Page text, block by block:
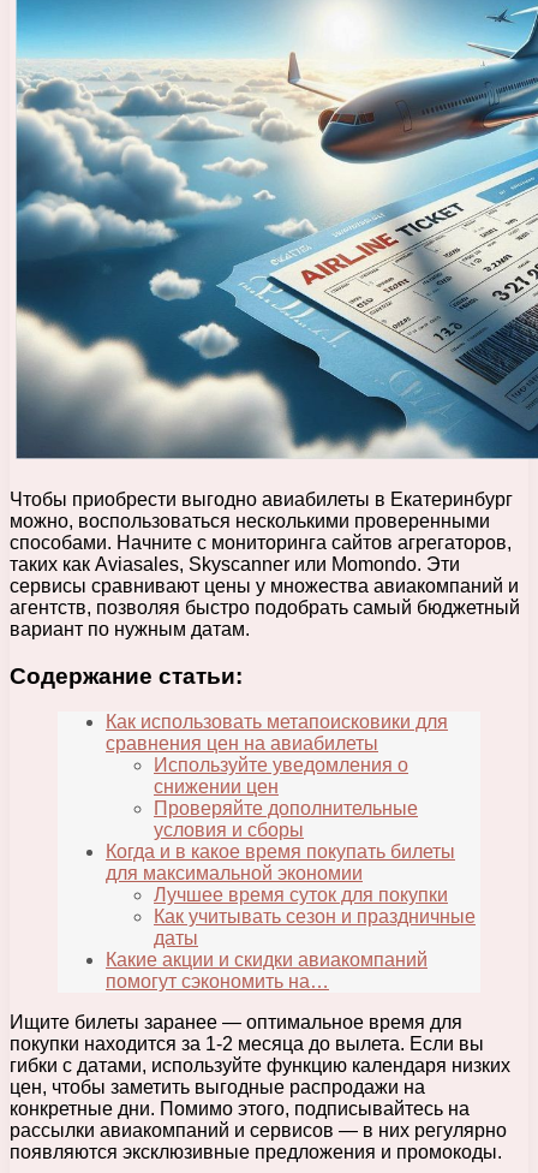
Чтобы приобрести выгодно авиабилеты в Екатеринбург
можно, воспользоваться несколькими проверенными
способами. Начните с мониторинга сайтов агрегаторов,
таких как Aviasales, Skyscanner или Momondo. Эти
сервисы сравнивают цены у множества авиакомпаний и
агентств, позволяя быстро подобрать самый бюджетный
вариант по нужным датам.
Содержание статьи:
Как использовать метапоисковики для
сравнения цен на авиабилеты
Используйте уведомления о
снижении цен
Проверяйте дополнительные
условия и сборы
Когда и в какое время покупать билеты
для максимальной экономии
Лучшее время суток для покупки
Как учитывать сезон и праздничные
даты
Какие акции и скидки авиакомпаний
помогут сэкономить на…
Ищите билеты заранее — оптимальное время для
покупки находится за 1-2 месяца до вылета. Если вы
гибки с датами, используйте функцию календаря низких
цен, чтобы заметить выгодные распродажи на
конкретные дни. Помимо этого, подписывайтесь на
рассылки авиакомпаний и сервисов — в них регулярно
появляются эксклюзивные предложения и промокоды.